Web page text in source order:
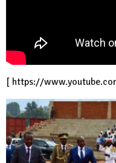
[ https://